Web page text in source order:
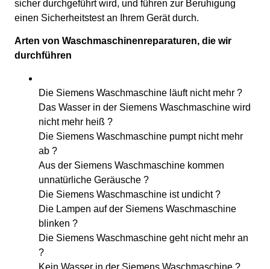
sicher durchgeführt wird, und führen zur Beruhigung
einen Sicherheitstest an Ihrem Gerät durch.
Arten von Waschmaschinenreparaturen, die wir
durchführen
Die Siemens Waschmaschine läuft nicht mehr ?
Das Wasser in der Siemens Waschmaschine wird
nicht mehr heiß ?
Die Siemens Waschmaschine pumpt nicht mehr
ab ?
Aus der Siemens Waschmaschine kommen
unnatürliche Geräusche ?
Die Siemens Waschmaschine ist undicht ?
Die Lampen auf der Siemens Waschmaschine
blinken ?
Die Siemens Waschmaschine geht nicht mehr an
?